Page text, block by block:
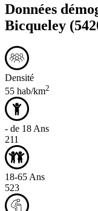
Données
Bicqueley
Densité
55 hab/km2
- de 18 Ans
211
18-65 Ans
523